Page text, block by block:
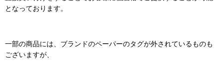
となっております。
一部の商品には、 ブランドのペーパーのタグが外されているものも
ございますが、